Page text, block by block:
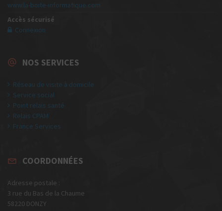
www.la-boite-informatique.com
Accès sécurisé
Connexion
NOS SERVICES
Réseau de visite à domicile
Service social
Point relais santé
Relais CPAM
France Services
COORDONNÉES
Adresse postale :
3 rue du Bas de la Chaume
58220 DONZY